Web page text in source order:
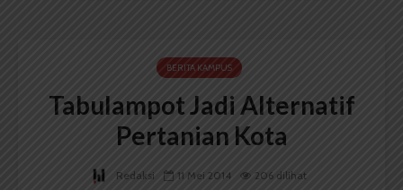
BERITA KAMPUS
Tabulampot Jadi Alternatif
Pertanian Kota
Redaksi 11 Mei 2014
206 dilihat